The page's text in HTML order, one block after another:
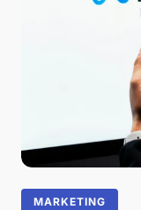
MARKETING